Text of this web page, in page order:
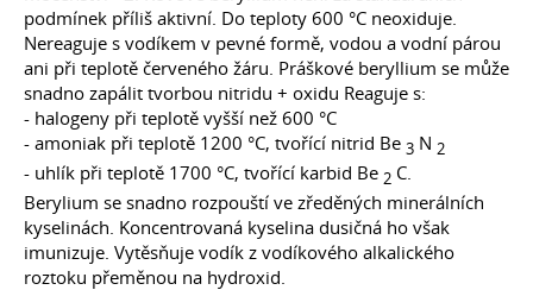
podmínek příliš aktivní. Do teploty 600 °C neoxiduje.
Nereaguje s vodíkem v pevné formě, vodou a vodní párou
ani při teplotě červeného žáru. Práškové beryllium se může
snadno zapálit tvorbou nitridu + oxidu Reaguje s:
- halogeny při teplotě vyšší než 600 °C
- amoniak při teplotě 1200 °C, tvořící nitrid Be 3 N 2
- uhlík při teplotě 1700 °C, tvořící karbid Ве 2 С.
Berylium se snadno rozpouští ve zředěných minerálních
kyselinách. Koncentrovaná kyselina dusičná ho však
imunizuje. Vytěsňuje vodík z vodíkového alkalického
roztoku přeměnou na hydroxid.